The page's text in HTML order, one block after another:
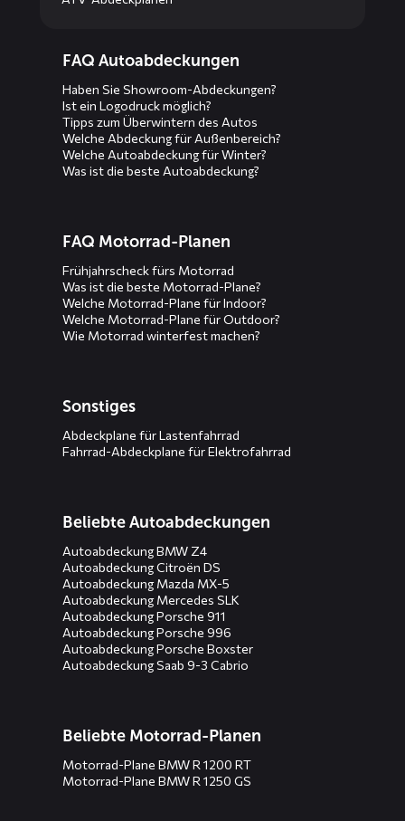
menusFAQ Autoabdeckungen
Haben Sie Showroom-Abdeckungen?
Ist ein Logodruck möglich?
Tipps zum Überwintern des Autos
Welche Abdeckung für Außenbereich?
Welche Autoabdeckung für Winter?
Was ist die beste Autoabdeckung?
FAQ Motorrad-Planen
Frühjahrscheck fürs Motorrad
Was ist die beste Motorrad-Plane?
Welche Motorrad-Plane für Indoor?
Welche Motorrad-Plane für Outdoor?
Wie Motorrad winterfest machen?
Sonstiges
Abdeckplane für Lastenfahrrad
Fahrrad-Abdeckplane für Elektrofahrrad
Beliebte Autoabdeckungen
Autoabdeckung BMW Z4
Autoabdeckung Citroën DS
Autoabdeckung Mazda MX-5
Autoabdeckung Mercedes SLK
Autoabdeckung Porsche 911
Autoabdeckung Porsche 996
Autoabdeckung Porsche Boxster
Autoabdeckung Saab 9-3 Cabrio
Beliebte Motorrad-Planen
Motorrad-Plane BMW R 1200 RT
Motorrad-Plane BMW R 1250 GS